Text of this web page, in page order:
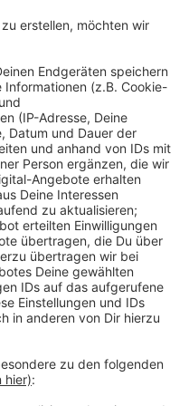
auf dem Parkplatz am
des Spielplatzes an
aufgestellt. Die E-
lassen sich mit
kostet einen
sind in
Unter anderem in
läuft das
den Lastenrädern
größere Einkäufe